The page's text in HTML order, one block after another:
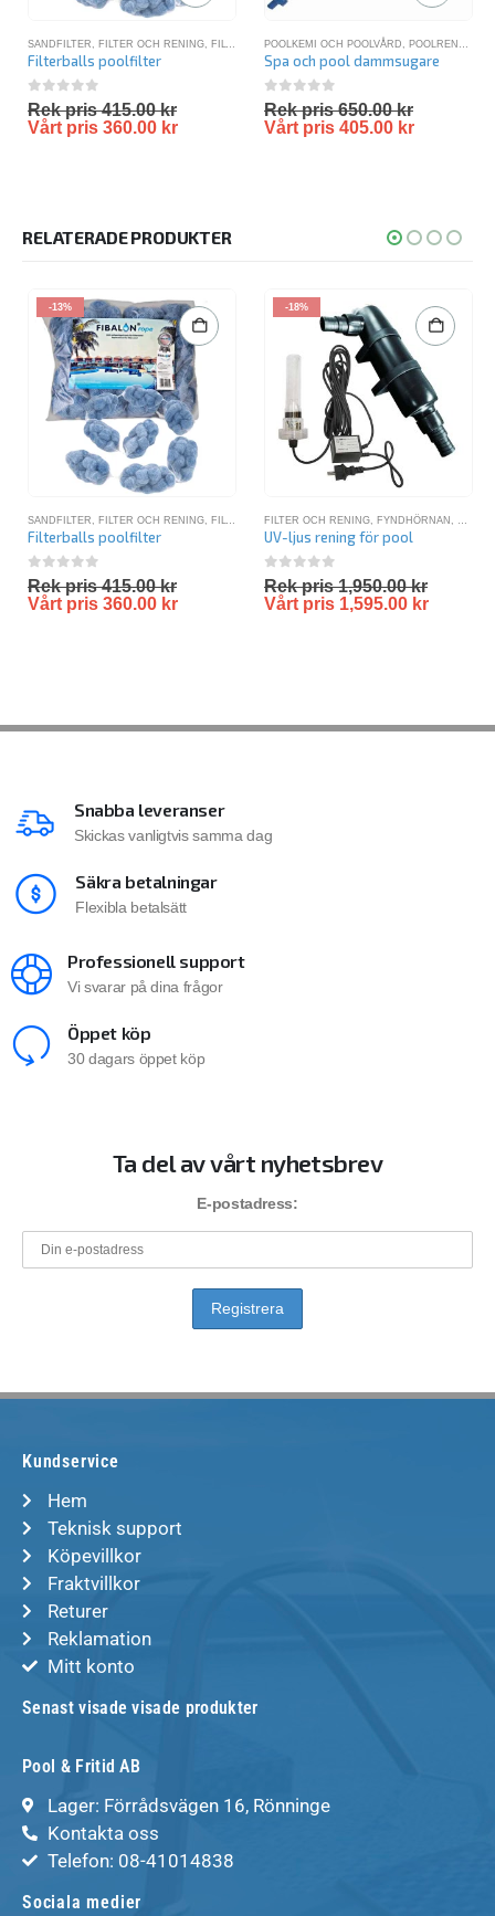
SANDFILTER FILTER OCH RENING FILTERBOLLAR SANDFILTER PAKET,
Filterballs poolfilter
0out of 5
Rek pris415.00kr
Vårt pris 360.00 kr
POOLKEMI OCH POOLVÅRD POOLRENGÖRING
Spa och pool dammsugare
0out of 5
Rek pris650.00kr
Vårt pris 405.00 kr
RELATERADE PRODUKTER
-13%
SANDFILTER FILTER OCH RENING FILTERBOLLAR ,SANDFILTER PAKET,
Filterballs poolfilter
0out of 5
Rek pris415.00kr
Vårt pris 360.00 kr
-18%
FILTER OCH RENING FYNDHÖRNAN
UV-ljus rening för pool
0out of 5
Rek pris1,950.00kr
Vårt pris 1,595.00 kr
Snabba leveranser
Skickas vanligtvis samma dag
Säkra betalningar
Flexibla betalsätt
Professionell support
Vi svarar på dina frågor
Öppet köp
30 dagars öppet köp
Ta del av vårt nyhetsbrev
E-postadress:
Kundservice
Hem
Teknisk support
Köpevillkor
Fraktvillkor
Returer
Reklamation
Mitt konto
Senast visade visade produkter
Pool & Fritid AB
Lager: Förrådsvägen 16, Rönninge
Kontakta oss
Telefon: 08-41014838
Sociala medier